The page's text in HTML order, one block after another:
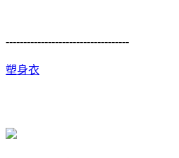
-----------------------------------
塑身衣